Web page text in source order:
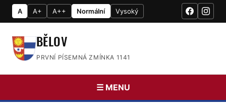
A A+ A++ Normální Vysoký
BĚLOV
PRVNÍ PÍSEMNÁ ZMÍNKA 1141
☰ MENU